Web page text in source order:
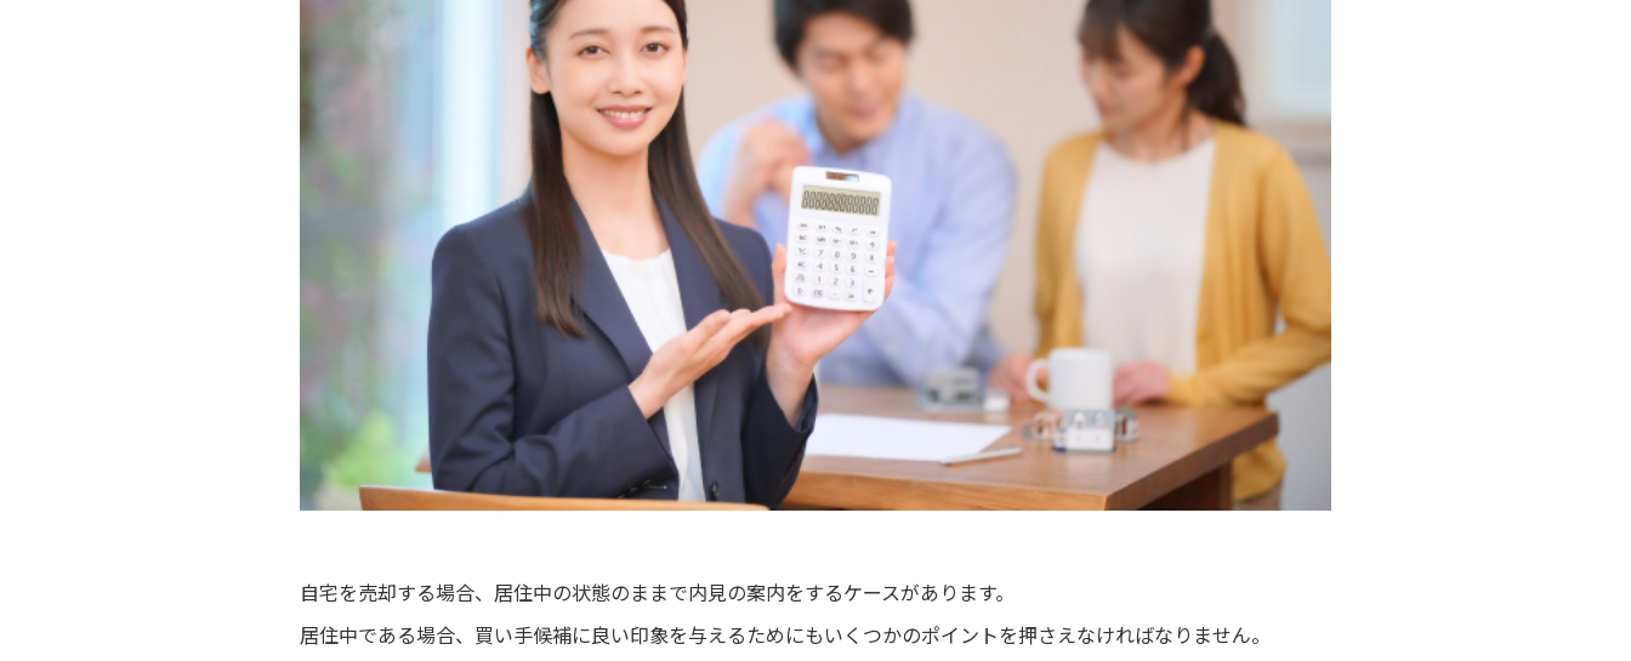
自宅を売却する場合、居住中の状態のままで内見の案内をするケースがあります。
居住中である場合、買い手候補に良い印象を与えるためにもいくつかのポイントを押さえなければなりません。